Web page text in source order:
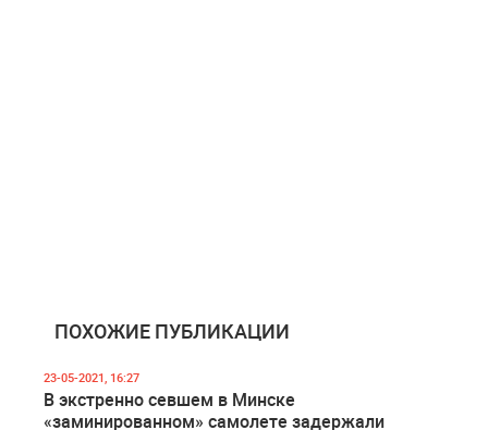
ПОХОЖИЕ ПУБЛИКАЦИИ
23-05-2021, 16:27
В экстренно севшем в Минске
«заминированном» самолете задержали